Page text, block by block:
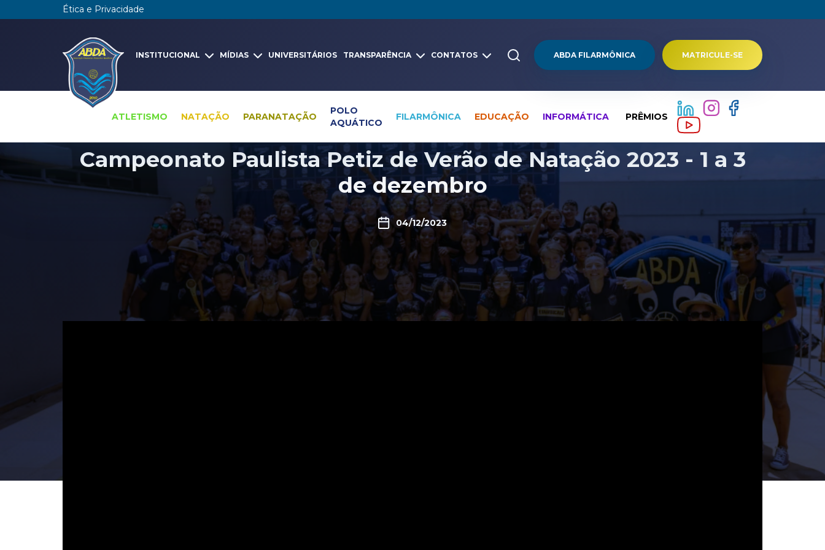
Ética e Privacidade
INSTITUCIONAL MÍDIAS UNIVERSITÁRIOS TRANSPARÊNCIA CONTATOS ABDA FILARMÔNICA MATRICULE-SE
ATLETISMO NATAÇÃO PARANATAÇÃO
POLO
AQUÁTICO
FILARMÔNICA EDUCAÇÃO INFORMÁTICA PRÊMIOS
Pesquisa global Vídeos Natação
Campeonato Paulista Petiz de Verão de Natação 2023 - 1 a 3
de dezembro
04/12/2023